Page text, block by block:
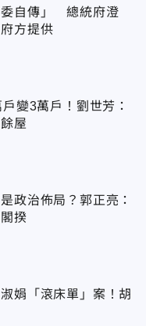
委自傳」 總統府澄
方提供
變3萬戶！劉世芳：
屋
政治佈局？郭正亮：
揆
娟「滾床單」案！胡